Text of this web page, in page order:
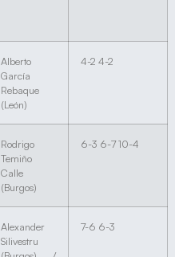
Alberto
García
Rebaque
(León)
4-2 4-2
Rodrigo
Temiño
Calle
(Burgos)
6-3 6-7 10-4
Alexander
Silivestru
7-6 6-3